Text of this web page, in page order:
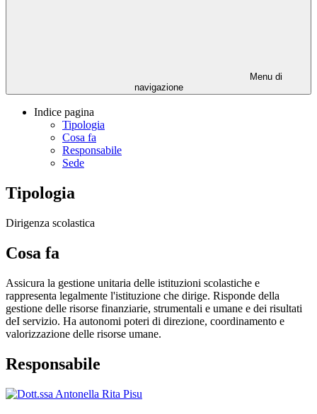
Menu di
navigazione
Indice pagina
Tipologia
Cosa fa
Responsabile
Sede
Tipologia
Dirigenza scolastica
Cosa fa
Assicura la gestione unitaria delle istituzioni scolastiche e
rappresenta legalmente l'istituzione che dirige. Risponde della
gestione delle risorse finanziarie, strumentali e umane e dei risultati
deI servizio. Ha autonomi poteri di direzione, coordinamento e
valorizzazione delle risorse umane.
Responsabile